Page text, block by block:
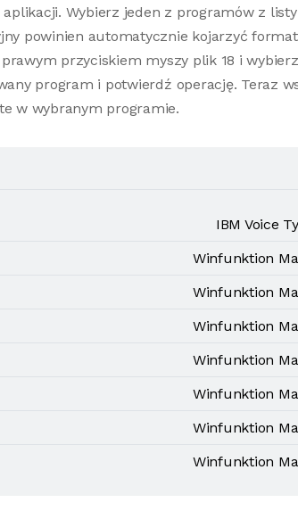
Wybierz jeden z programów z
powinien automatycznie kojarzyć
przyciskiem myszy plik 18 i
program i potwierdź operację. Teraz
w wybranym programie.
IBM Voice
Winfunktion
Winfunktion
Winfunktion
Winfunktion
Winfunktion
Winfunktion
Winfunktion